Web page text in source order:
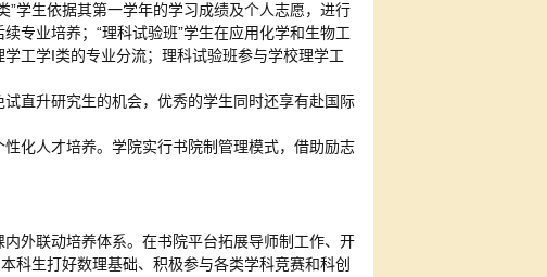
学生依据其第一学年的学习成绩及个人志愿，进行
专业培养；“理科试验班”学生在应用化学和生物工
工学I类的专业分流；理科试验班参与学校理学工
直升研究生的机会，优秀的学生同时还享有赴国际
化人才培养。学院实行书院制管理模式，借助励志
外联动培养体系。在书院平台拓展导师制工作、开
科生打好数理基础、积极参与各类学科竞赛和科创